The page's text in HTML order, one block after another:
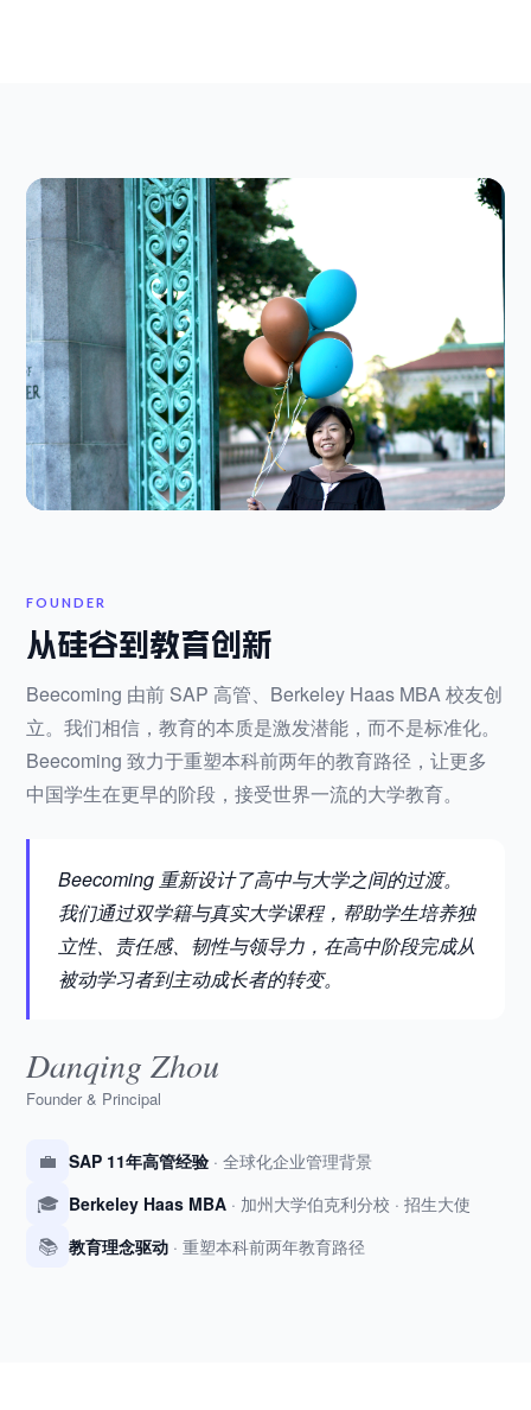
FOUNDER
从硅谷到教育创新
Beecoming 由前 SAP 高管、Berkeley Haas MBA 校友创
立。我们相信，教育的本质是激发潜能，而不是标准化。
Beecoming 致力于重塑本科前两年的教育路径，让更多
中国学生在更早的阶段，接受世界一流的大学教育。
Beecoming 重新设计了高中与大学之间的过渡。
我们通过双学籍与真实大学课程，帮助学生培养独
立性、责任感、韧性与领导力，在高中阶段完成从
被动学习者到主动成长者的转变。
Danqing Zhou
Founder & Principal
💼 SAP 11年高管经验 · 全球化企业管理背景
🎓 Berkeley Haas MBA · 加州大学伯克利分校 · 招生大使
📚 教育理念驱动 · 重塑本科前两年教育路径